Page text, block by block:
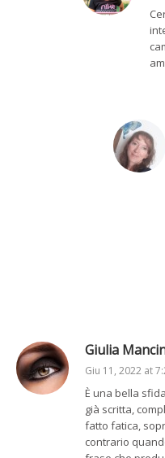
Giulia
Giu 11, 2022 at
È una bella
già scritta,
fatto fatica,
contrario